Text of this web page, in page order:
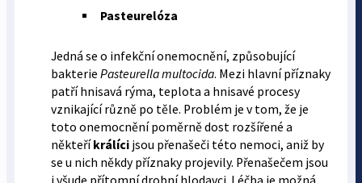
Pasteurelóza
Jedná se o infekční onemocnění, způsobující
bakterie Pasteurella multocida. Mezi hlavní příznaky
patří hnisavá rýma, teplota a hnisavé procesy
vznikající různě po těle. Problém je v tom, že je
toto onemocnění poměrně dost rozšířené a
někteříkrálícijsou přenašeči této nemoci, aniž by
se u nich někdy příznaky projevily. Přenašečem jsou
i všude přítomní drobní hlodavci. Léčba je možná